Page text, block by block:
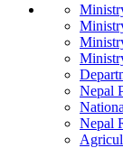
Nepal
Nepal